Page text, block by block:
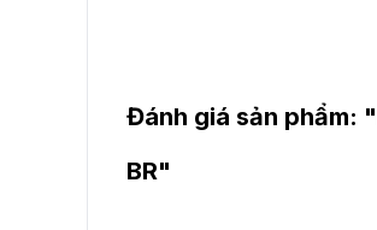
Đánh giá sản phẩm: "
BR"